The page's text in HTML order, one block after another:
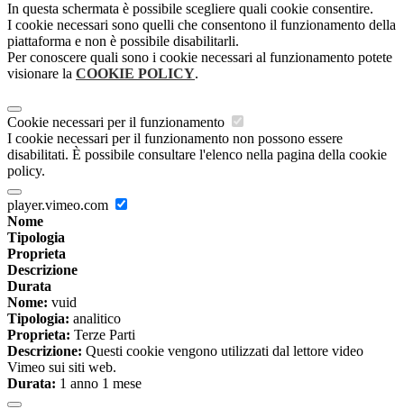
In questa schermata è possibile scegliere quali cookie consentire.
I cookie necessari sono quelli che consentono il funzionamento della
piattaforma e non è possibile disabilitarli.
Per conoscere quali sono i cookie necessari al funzionamento potete
visionare la COOKIE POLICY.
Cookie necessari per il funzionamento
I cookie necessari per il funzionamento non possono essere
disabilitati. È possibile consultare l'elenco nella pagina della cookie
policy.
player.vimeo.com
Nome
Tipologia
Proprieta
Descrizione
Durata
Nome: vuid
Tipologia: analitico
Proprieta: Terze Parti
Descrizione: Questi cookie vengono utilizzati dal lettore video
Vimeo sui siti web.
Durata: 1 anno 1 mese